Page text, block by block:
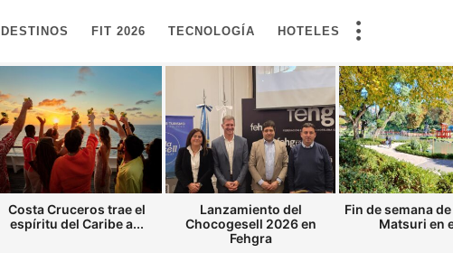
DESTINOS FIT 2026 TECNOLOGÍA HOTELES
Costa Cruceros trae el
espíritu del Caribe a...
Lanzamiento del
Chocogesell 2026 en
Fehgra
Fin de semana
Matsuri en